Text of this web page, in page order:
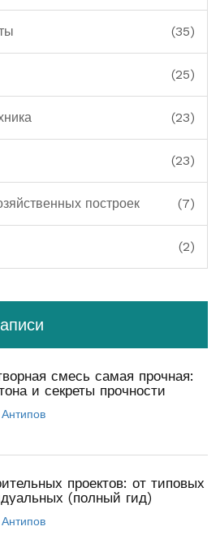
(35)
(25)
(23)
(23)
построек (7)
(2)
смесь самая прочная:
и секреты прочности
проектов: от типовых
(полный гид)